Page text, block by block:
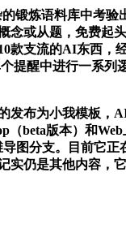
炼语料库中考验
念或从题，免费起
款支流的AI东西，
提醒中进行一系
布为小我模板，AI
（beta版本）和
图分支。目前它
实仍是其他内容，